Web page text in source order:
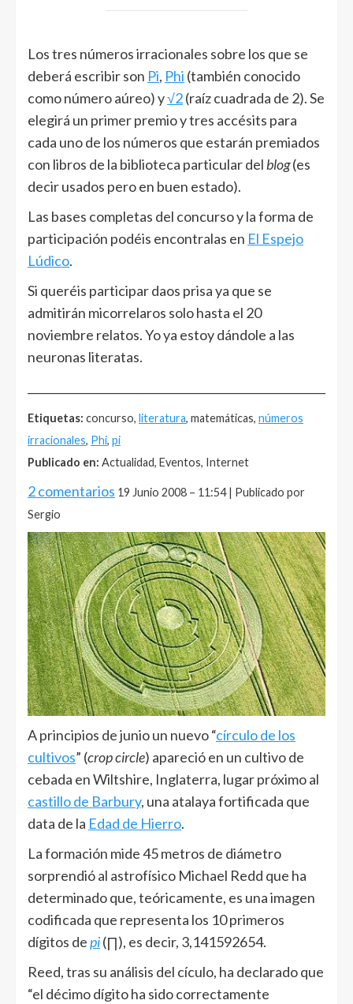
Los tres números irracionales sobre los que se
deberá escribir son Pi, Phi (también conocido
como número aúreo) y√2(raíz cuadrada de 2). Se
elegirá un primer premio y tres accésits para
cada uno de los números que estarán premiados
con libros de la biblioteca particular del blog(es
decir usados pero en buen estado).
Las bases completas del concurso y la forma de
participación podéis encontralas en El Espejo
Lúdico.
Si queréis participar daos prisa ya que se
admitirán micorrelaros solo hasta el 20
noviembre relatos. Yo ya estoy dándole a las
neuronas literatas.
Etiquetas: concurso, literatura, matemáticas, números
irracionales, Phi, pi
Publicado en: Actualidad, Eventos, Internet
2 comentarios 19 Junio 2008 – 11:54 | Publicado por
Sergio
A principios de junio un nuevo “círculo de los
cultivos” (crop circle) apareció en un cultivo de
cebada en Wiltshire, Inglaterra, lugar próximo al
castillo de Barbury, una atalaya fortificada que
data de la Edad de Hierro.
La formación mide 45 metros de diámetro
sorprendió al astrofísico Michael Redd que ha
determinado que, teóricamente, es una imagen
codificada que representa los 10 primeros
dígitos depi(∏), es decir, 3,141592654.
Reed, tras su análisis del cículo, ha declarado que
“el décimo dígito ha sido correctamente